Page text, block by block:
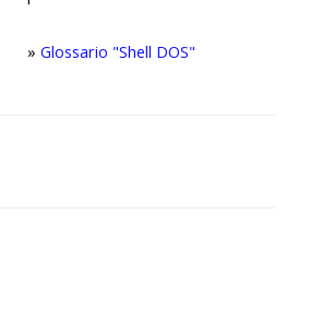
»Glossario "Shell DOS"